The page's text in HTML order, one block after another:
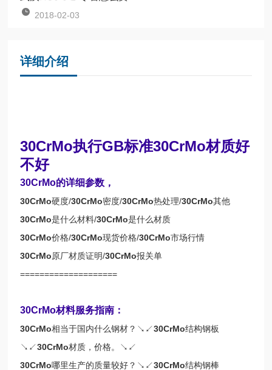
2018-02-03
详细介绍
30CrMo执行GB标准30CrMo材质好
不好
30CrMo的详细参数，
30CrMo硬度/30CrMo密度/30CrMo热处理/30CrMo其他
30CrMo是什么材料/30CrMo是什么材质
30CrMo价格/30CrMo现货价格/30CrMo市场行情
30CrMo原厂材质证明/30CrMo报关单
====================
30CrMo材料服务指南：
30CrMo相当于国内什么钢材？↘↙30CrMo结构钢板
↘↙30CrMo材质，价格。↘↙
30CrMo哪里生产的质量较好？↘↙30CrMo结构钢棒